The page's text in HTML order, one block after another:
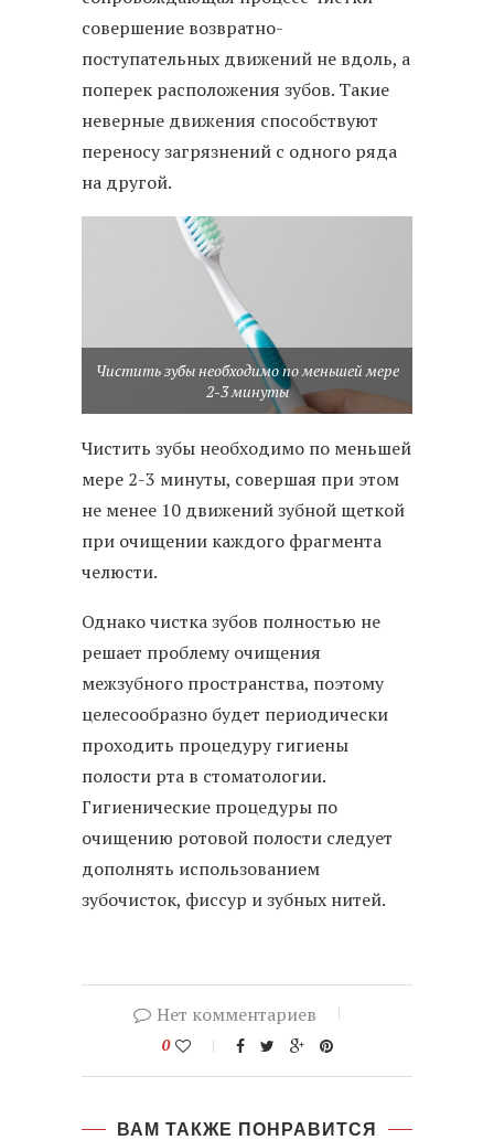
совершение возвратно-
поступательных движений не вдоль, а
поперек расположения зубов. Такие
неверные движения способствуют
переносу загрязнений с одного ряда
на другой.
Чистить зубы необходимо по меньшей мере
2-3 минуты
Чистить зубы необходимо по меньшей
мере 2-3 минуты, совершая при этом
не менее 10 движений зубной щеткой
при очищении каждого фрагмента
челюсти.
Однако чистка зубов полностью не
решает проблему очищения
межзубного пространства, поэтому
целесообразно будет периодически
проходить процедуру гигиены
полости рта в стоматологии.
Гигиенические процедуры по
очищению ротовой полости следует
дополнять использованием
зубочисток, фиссур и зубных нитей.
Нет комментариев
0
ВАМ ТАКЖЕ ПОНРАВИТСЯ